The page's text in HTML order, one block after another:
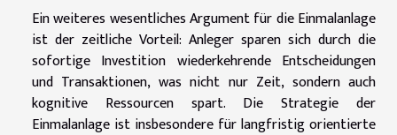
Ein weiteres wesentliches Argument für die Einmalanlage
ist der zeitliche Vorteil: Anleger sparen sich durch die
sofortige Investition wiederkehrende Entscheidungen
und Transaktionen, was nicht nur Zeit, sondern auch
kognitive Ressourcen spart. Die Strategie der
Einmalanlage ist insbesondere für langfristig orientierte